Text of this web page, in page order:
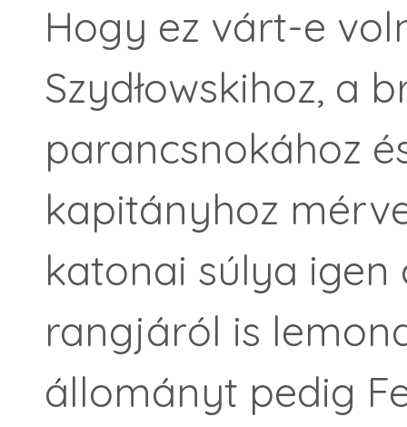
Hogy ez várt-e
Szydłowskihoz, a
parancsnokához
kapitányhoz
katonai súlya
rangjáról is
állományt pedig